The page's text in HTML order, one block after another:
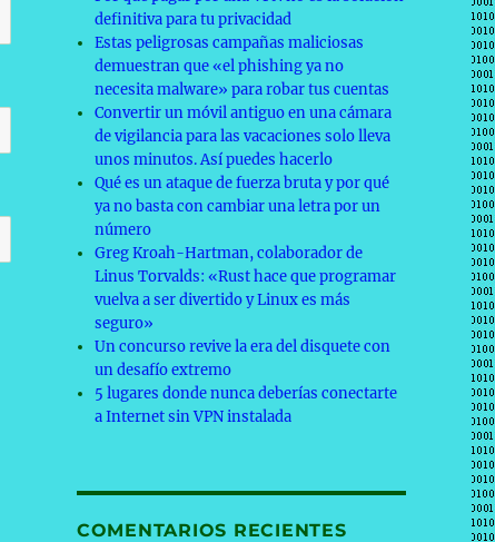
definitiva para tu privacidad
Estas peligrosas campañas maliciosas
demuestran que «el phishing ya no
necesita malware» para robar tus cuentas
Convertir un móvil antiguo en una cámara
de vigilancia para las vacaciones solo lleva
unos minutos. Así puedes hacerlo
Qué es un ataque de fuerza bruta y por qué
ya no basta con cambiar una letra por un
número
Greg Kroah-Hartman, colaborador de
Linus Torvalds: «Rust hace que programar
vuelva a ser divertido y Linux es más
seguro»
Un concurso revive la era del disquete con
un desafío extremo
5 lugares donde nunca deberías conectarte
a Internet sin VPN instalada
COMENTARIOS RECIENTES